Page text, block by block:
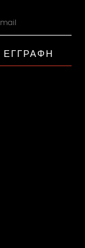
ΕΓΓΡΑΦΗ